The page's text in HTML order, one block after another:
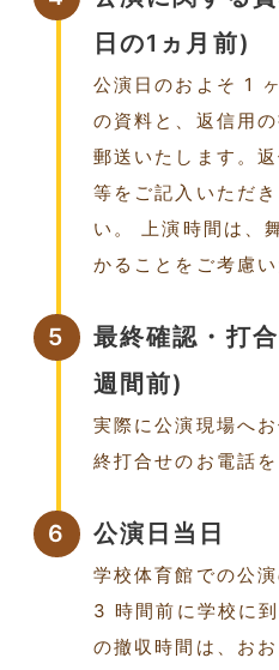
日の1ヵ月前)
公演日のおよそ 1
の資料と、返信用
郵送いたします。
等をご記入いただ
い。 上演時間は、
かることをご考慮
5
最終確認・打
週間前)
実際に公演現場へ
終打合せのお電話
6 公演日当日
学校体育館での公
3 時間前に学校に
の撤収時間は、お